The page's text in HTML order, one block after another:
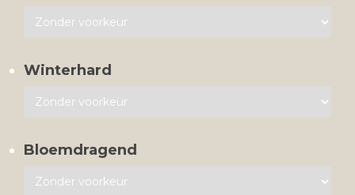
Winterhard
Bloemdragend